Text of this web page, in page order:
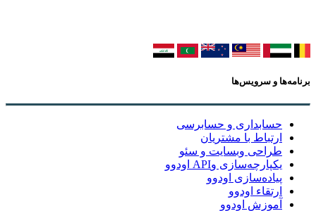
برنامه‌ها و سرویس‌ها
حسابداری و حسابرسی
ارتباط با مشتریان
طراحی وبسایت و سئو
یکپارچه‌سازی وAPI اودوو
پیاده‌سازی اودوو
ارتقاء اودوو
آموزش اودوو